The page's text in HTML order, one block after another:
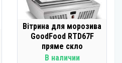
Вітрина для морозива
GoodFood RTD67F
пряме скло
В наличии